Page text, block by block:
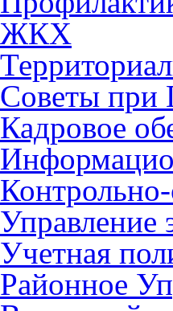
ЖКХ
Советы при
Кадровое
Контрольно-
Управление
Учетная
Районное